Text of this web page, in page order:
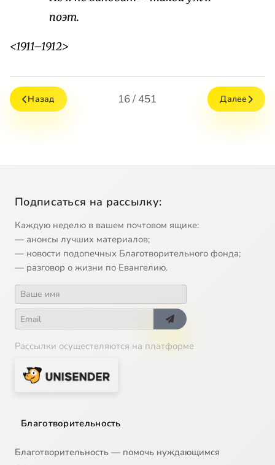
поэт.
<1911–1912>
Назад 16 / 451 Далее
Подписаться на рассылку:
Каждую неделю в вашем почтовом ящике:
— анонсы лучших материалов;
— новости подопечных Благотворительного фонда;
— разговор о жизни по Евангелию.
Рассылки осуществляются на платформе
Благотворительность
Благотворительность — помочь нуждающимся